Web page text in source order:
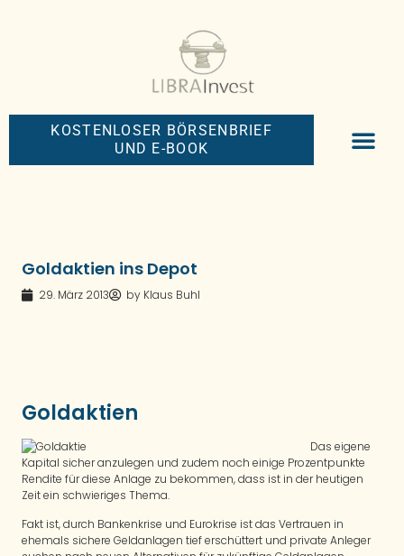
KOSTENLOSER BÖRSENBRIEF
UND E-BOOK
Goldaktien ins Depot
29. März 2013 by Klaus Buhl
Goldaktien
Das eigene
Kapital sicher anzulegen und zudem noch einige Prozentpunkte
Rendite für diese Anlage zu bekommen, dass ist in der heutigen
Zeit ein schwieriges Thema.
Fakt ist, durch Bankenkrise und Eurokrise ist das Vertrauen in
ehemals sichere Geldanlagen tief erschüttert und private Anleger